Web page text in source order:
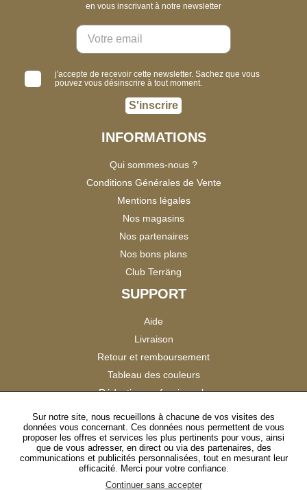
en vous inscrivant à notre newsletter
j'accepte de recevoir cette newsletter. Sachez que vous
pouvez vous désinscrire à tout moment.
S'inscrire
INFORMATIONS
Qui sommes-nous ?
Conditions Générales de Vente
Mentions légales
Nos magasins
Nos partenaires
Nos bons plans
Club Terräng
SUPPORT
Aide
Livraison
Retour et remboursement
Tableau des couleurs
Réduction professionnels
Satisfaction Clients
SUIVEZ-NOUS
Sur notre site, nous recueillons à chacune de vos visites des
données vous concernant. Ces données nous permettent de vous
proposer les offres et services les plus pertinents pour vous, ainsi
que de vous adresser, en direct ou via des partenaires, des
communications et publicités personnalisées, tout en mesurant leur
efficacité. Merci pour votre confiance.
Continuer sans accepter